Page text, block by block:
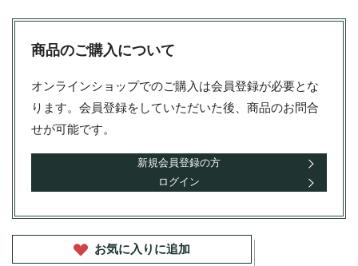
商品のご購入について
オンラインショップでのご購入は会員登録が必要とな
ります。会員登録をしていただいた後、商品のお問合
せが可能です。
新規会員登録の方
ログイン
お気に入りに追加